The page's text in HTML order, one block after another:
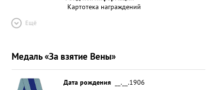
Картотека награждений
Ещё
Медаль «За взятие Вены»
Дата рождения
__.__.1906